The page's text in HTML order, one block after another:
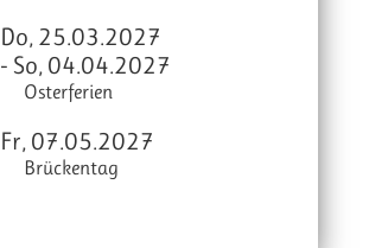
Do, 25.03.2027
- So, 04.04.2027
Osterferien
Fr, 07.05.2027
Brückentag